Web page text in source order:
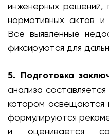
инженерных решений,
нормативных актов и
Все выявленные
фиксируются для
5. Подготовка
анализа
котором освещаются
формулируются
и оценивается